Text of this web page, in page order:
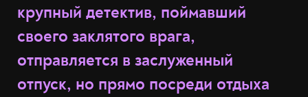
крупный детектив, поймавший
своего заклятого врага,
отправляется в заслуженный
отпуск, но прямо посреди отдыха